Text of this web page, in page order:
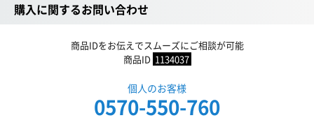
購入に関するお問い合わせ
商品IDをお伝えでスムーズにご相談が可能
商品ID 1134037
個人のお客様
0570-550-760